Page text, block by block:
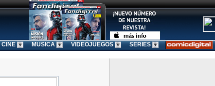
CINE MUSICA VIDEOJUEGOS SERIES